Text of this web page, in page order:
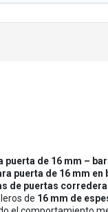
puerta de 16 mm –
puerta de 16 mm en
de puertas
de 16 mm de